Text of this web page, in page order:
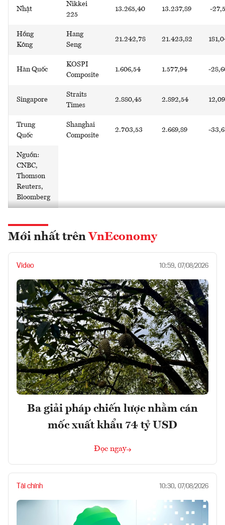
Nhật
Nikkei
225
13.265,40 13.237,89 -
Hồng
Kông
Hang
Seng
21.242,78 21.423,82
Hàn Quốc
KOSPI
Composite
1.606,54 1.577,94 -
Singapore
Straits
Times
2.880,45 2.892,54 12,09
Trung
Quốc
Shanghai
Composite
2.703,53 2.669,89 -
Nguồn:
CNBC,
Thomson
Reuters,
Bloomberg
Mới nhất trên VnEconomy
Video 10:59, 07/08/2026
Ba giải pháp chiến lược nhằm cán
mốc xuất khẩu 74 tỷ USD
Đọc ngay
Tài chính 10:30, 07/08/2026